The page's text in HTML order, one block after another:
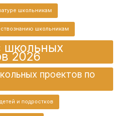
школьникам
школьникам
школьных
2026
проектов по
и подростков